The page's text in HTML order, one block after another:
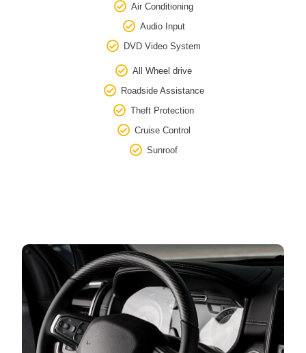
Air Conditioning
Audio Input
DVD Video System
All Wheel drive
Roadside Assistance
Theft Protection
Cruise Control
Sunroof